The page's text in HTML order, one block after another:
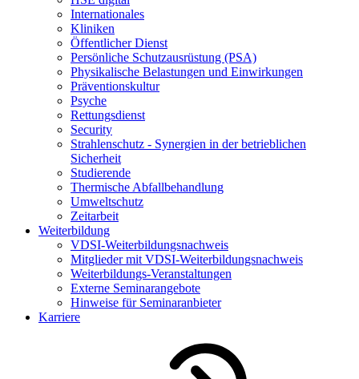
Internationales
Kliniken
Öffentlicher Dienst
Persönliche Schutzausrüstung (PSA)
Physikalische Belastungen und Einwirkungen
Präventionskultur
Psyche
Rettungsdienst
Security
Strahlenschutz - Synergien in der betrieblichen
Sicherheit
Studierende
Thermische Abfallbehandlung
Umweltschutz
Zeitarbeit
Weiterbildung
VDSI-Weiterbildungsnachweis
Mitglieder mit VDSI-Weiterbildungsnachweis
Weiterbildungs-Veranstaltungen
Externe Seminarangebote
Hinweise für Seminaranbieter
Karriere